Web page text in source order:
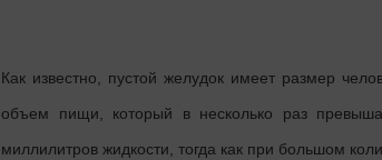
Как известно, пустой желудок имеет размер
объем пищи, который в несколько раз
миллилитров жидкости, тогда как при большом